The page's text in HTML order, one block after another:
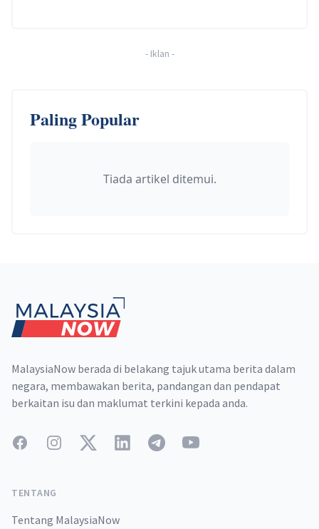
- Iklan -
Paling Popular
Tiada artikel ditemui.
MalaysiaNow berada di belakang tajuk utama berita dalam
negara, membawakan berita, pandangan dan pendapat
berkaitan isu dan maklumat terkini kepada anda.
FacebookInstagramTwitterLinkedInTelegramYouTube
TENTANG
Tentang MalaysiaNow